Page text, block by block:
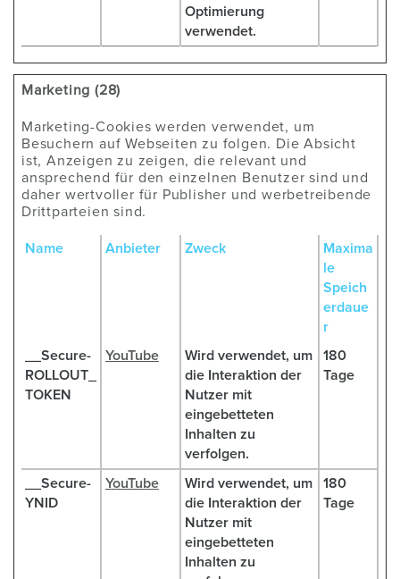
Optimierung
verwendet.
Marketing (28)
Marketing-Cookies werden verwendet, um
Besuchern auf Webseiten zu folgen. Die Absicht
ist, Anzeigen zu zeigen, die relevant und
ansprechend für den einzelnen Benutzer sind und
daher wertvoller für Publisher und werbetreibende
Drittparteien sind.
Name Anbieter Zweck
Maxima
le
Speich
erdaue
r
__Secure-
ROLLOUT_
TOKEN
YouTube
Wird verwendet, um
die Interaktion der
Nutzer mit
eingebetteten
Inhalten zu
verfolgen.
180
Tage
__Secure-
YNID
YouTube
Wird verwendet, um
die Interaktion der
Nutzer mit
eingebetteten
Inhalten zu
180
Tage